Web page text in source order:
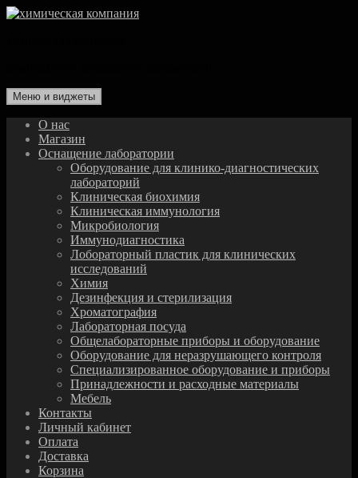
Перейти
Меню и виджеты
О нас
Магазин
Оснащение лаборатории
Оборудование для клинико-диагностических
лабораторий
Клиническая биохимия
Клиническая иммунология
Микробиология
Иммунодиагностика
Лобораторный пластик для клинических
исследований
Химия
Дезинфекция и стерилизация
Хроматография
Лабораторная посуда
Общелабораторные приборы и оборудование
Оборудование для неразрушающего контроля
Специализированное оборудование и приборы
Принадлежности и расходные материалы
Мебель
Контакты
Личный кабинет
Оплата
Доставка
Корзина